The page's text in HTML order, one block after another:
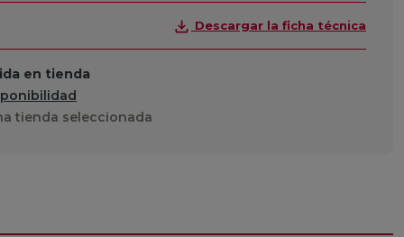
Descargar la ficha técnica
en tienda
tienda seleccionada